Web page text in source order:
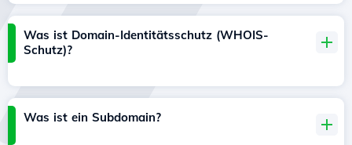
Was ist Domain-Identitätsschutz (WHOIS-
Schutz)?
Was ist ein Subdomain?